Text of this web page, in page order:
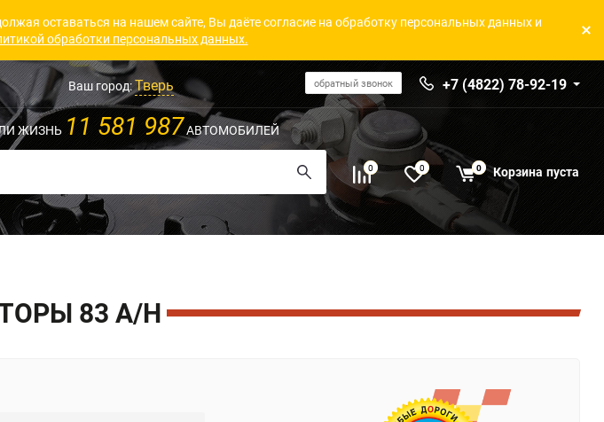
оставаться на нашем сайте, Вы даёте согласие на обработку персональных данных и
обработки персональных данных.
Ваш город:Тверь обратный звонок +7 (4822) 78-92-19
ЖИЗНЬ 11 581 987АВТОМОБИЛЕЙ
0 0 0 Корзина пуста
83 A/H